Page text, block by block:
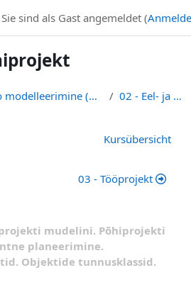
umschalten
Sie sind als Gast angemeldet (
Ehitusinfo modelleerimine (BIM) (EHE011) - R. Puust 02 - Eel- ja põhiprojekt
Kursübersicht
03 - Tööprojekt
mudelini. Põhiprojekti
planeerimine.
Objektide tunnusklassid.